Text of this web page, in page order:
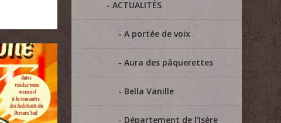
ACTUALITÉS
A portée de voix
Aura des pâquerettes
Bella Vanille
Département de l'Isère